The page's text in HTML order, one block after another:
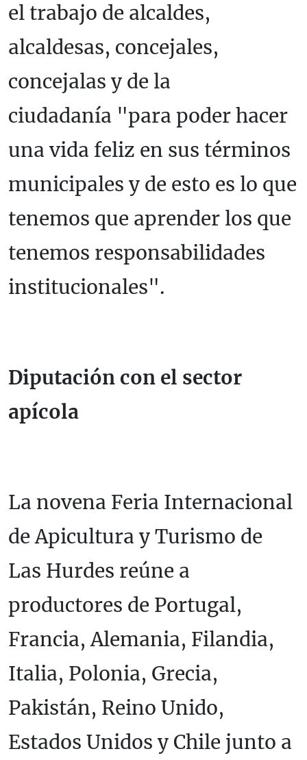
el trabajo de alcaldes,
alcaldesas, concejales,
concejalas y de la
ciudadanía "para poder hacer
una vida feliz en sus términos
municipales y de esto es lo que
tenemos que aprender los que
tenemos responsabilidades
institucionales".
Diputación con el sector
apícola
La novena Feria Internacional
de Apicultura y Turismo de
Las Hurdes reúne a
productores de Portugal,
Francia, Alemania, Filandia,
Italia, Polonia, Grecia,
Pakistán, Reino Unido,
Estados Unidos y Chile junto a